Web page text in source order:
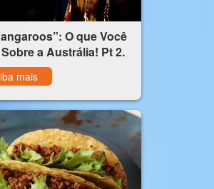
O que Você
a Austrália! Pt 2.
mais